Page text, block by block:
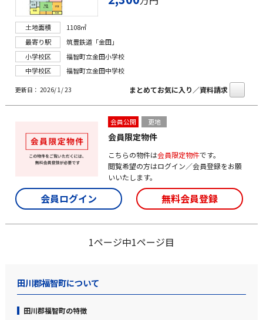
土地面積
1108㎡
最寄り駅
筑豊鉄道「金田」
小学校区
福智町立金田小学校
中学校区
福智町立金田中学校
更新日： 2026/ 1/ 23 まとめてお気に入り／資料請求
会員公開 更地
会員限定物件
こちらの物件は会員限定物件です。
閲覧希望の方はログイン／会員登録をお願
いいたします。
会員ログイン 無料会員登録
1ページ中1ページ目
田川郡福智町について
田川郡福智町の特徴